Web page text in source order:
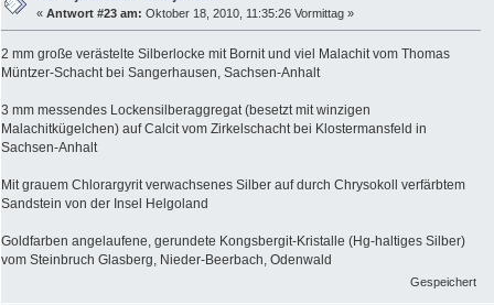
«Antwort #23 am: Oktober 18, 2010, 11:35:26 Vormittag »
2 mm große verästelte Silberlocke mit Bornit und viel Malachit vom Thomas
Müntzer-Schacht bei Sangerhausen, Sachsen-Anhalt
3 mm messendes Lockensilberaggregat (besetzt mit winzigen
Malachitkügelchen) auf Calcit vom Zirkelschacht bei Klostermansfeld in
Sachsen-Anhalt
Mit grauem Chlorargyrit verwachsenes Silber auf durch Chrysokoll verfärbtem
Sandstein von der Insel Helgoland
Goldfarben angelaufene, gerundete Kongsbergit-Kristalle (Hg-haltiges Silber)
vom Steinbruch Glasberg, Nieder-Beerbach, Odenwald
Gespeichert